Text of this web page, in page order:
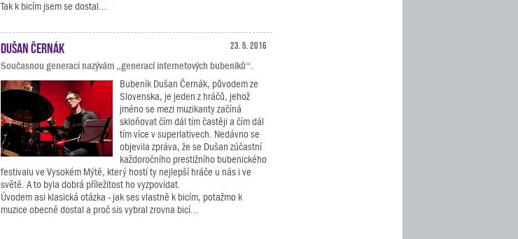
Tak k bicím jsem se dostal...
23. 5. 2016
Dušan Černák
Současnou generaci nazývám „generací internetových bubeníků“.
Bubeník Dušan Černák, původem ze
Slovenska, je jeden z hráčů, jehož
jméno se mezi muzikanty začíná
skloňovat čím dál tím častěji a čím dál
tím více v superlativech. Nedávno se
objevila zpráva, že se Dušan zúčastní
každoročního prestižního bubenického
festivalu ve Vysokém Mýtě, který hostí ty nejlepší hráče u nás i ve
světě. A to byla dobrá příležitost ho vyzpovídat.
Úvodem asi klasická otázka - jak ses vlastně k bicím, potažmo k
muzice obecně dostal a proč sis vybral zrovna bicí...